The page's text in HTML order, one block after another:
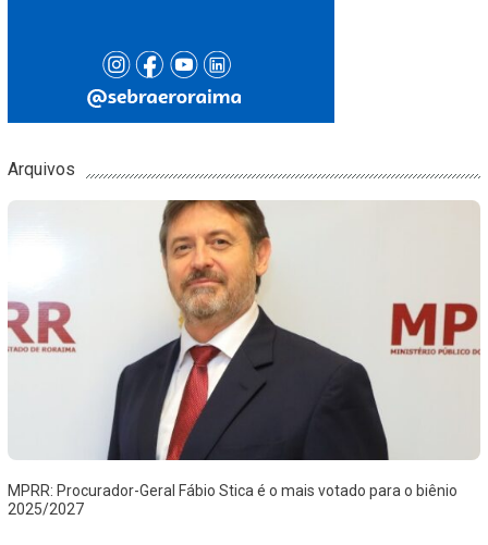
Arquivos
MPRR: Procurador-Geral Fábio Stica é o mais votado para o biênio
2025/2027